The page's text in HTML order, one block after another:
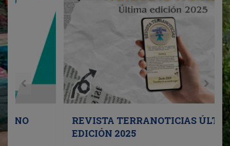
REVISTA TERRANOTICIAS ÚLTIMA
EDICIÓN 2025